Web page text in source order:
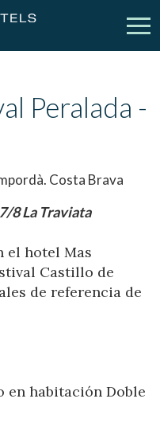
Escapadas
Descubre Catalunya
Mi reserva
person Crear cuenta
Peralada -
Costa Brava
7/8 La Traviata
el hotel Mas
Castillo de
de referencia de
en habitación Doble